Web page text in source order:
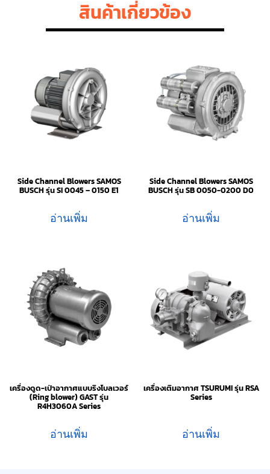
สินค้าเกี่ยวข้อง
Side Channel Blowers SAMOS
BUSCH รุ่น SI 0045 – 0150 E1
อ่านเพิ่ม
Side Channel Blowers SAMOS
BUSCH รุ่น SB 0050-0200 D0
อ่านเพิ่ม
เครื่องดูด-เป่าอากาศแบบริงโบลเวอร์
(Ring blower) GAST รุ่น
R4H3060A Series
อ่านเพิ่ม
เครื่องเติมอากาศ TSURUMI รุ่น RSA
Series
อ่านเพิ่ม